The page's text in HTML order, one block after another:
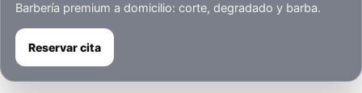
Barbería premium a domicilio: corte, degradado y barba.
Reservar cita